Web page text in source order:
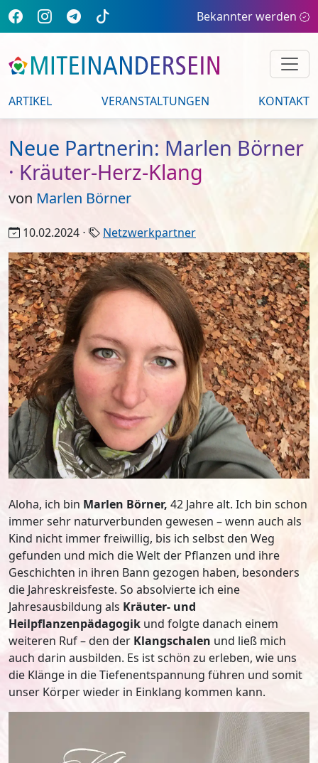
Bekannter werden
ARTIKEL VERANSTALTUNGEN KONTAKT
Neue Partnerin: Marlen Börner
· Kräuter-Herz-Klang
von Marlen Börner
10.02.2024 ⋅ Netzwerkpartner
Aloha, ich bin Marlen Börner, 42 Jahre alt. Ich bin schon
immer sehr naturverbunden gewesen – wenn auch als
Kind nicht immer freiwillig, bis ich selbst den Weg
gefunden und mich die Welt der Pflanzen und ihre
Geschichten in ihren Bann gezogen haben, besonders
die Jahreskreisfeste. So absolvierte ich eine
Jahresausbildung als Kräuter- und
Heilpflanzenpädagogik und folgte danach einem
weiteren Ruf – den der Klangschalen und ließ mich
auch darin ausbilden. Es ist schön zu erleben, wie uns
die Klänge in die Tiefenentspannung führen und somit
unser Körper wieder in Einklang kommen kann.